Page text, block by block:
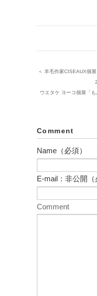
＜ 羊毛作家CISEAUX個
ウエタケ ヨーコ個展「
Comment
Name（必須）
E-mail：非公開（
Comment